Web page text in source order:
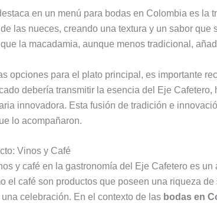
en un menú para bodas en Colombia es
las nueces, creando una textura y un sabor
que la macadamia, aunque menos tradicional,
opciones para el plato principal, es importante
debería transmitir la esencia del Eje
innovadora. Esta fusión de tradición e
lo acompañaron.
Vinos y Café
y café en la gastronomía del Eje Cafetero es
el café son productos que poseen una riqueza
celebración. En el contexto de las bodas en